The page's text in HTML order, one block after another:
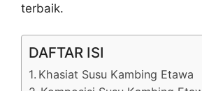
terbaik.
DAFTAR ISI
Khasiat Susu Kambing Etawa